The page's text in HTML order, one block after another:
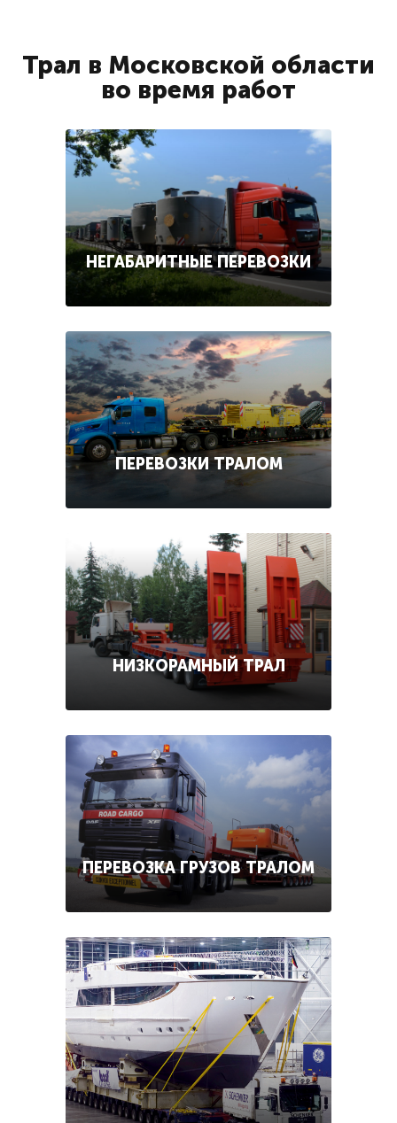
Трал в Московской области
во время работ
НЕГАБАРИТНЫЕ ПЕРЕВОЗКИ
ПЕРЕВОЗКИ ТРАЛОМ
НИЗКОРАМНЫЙ ТРАЛ
ПЕРЕВОЗКА ГРУЗОВ ТРАЛОМ